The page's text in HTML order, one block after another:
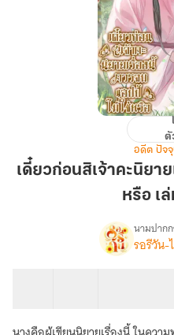
สิ
นิยาย
เรื่อง
นี้
แฮปปี้
ตั
อดีต ปัจ
เดี๋ยวก่อนสิเจ้าคะนิยา
หรือ เ
นามปาก
รอรีวัน-